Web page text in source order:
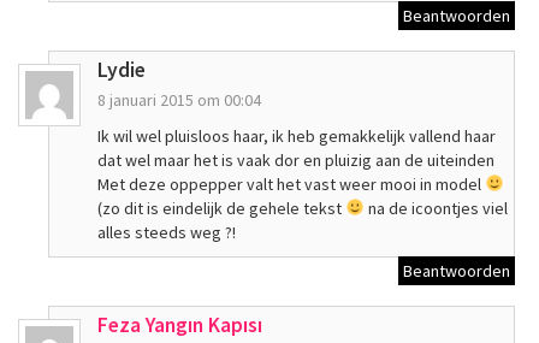
Beantwoorden
Lydie
8 januari 2015 om 00:04
Ik wil wel pluisloos haar, ik heb gemakkelijk vallend haar
dat wel maar het is vaak dor en pluizig aan de uiteinden
Met deze oppepper valt het vast weer mooi in model
(zo dit is eindelijk de gehele tekst
na de icoontjes viel
alles steeds weg ?!
Beantwoorden
Feza Yangın Kapısı